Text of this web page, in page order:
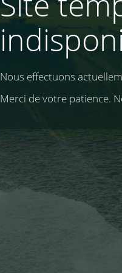
Nous effectuons
Merci de votre patience.